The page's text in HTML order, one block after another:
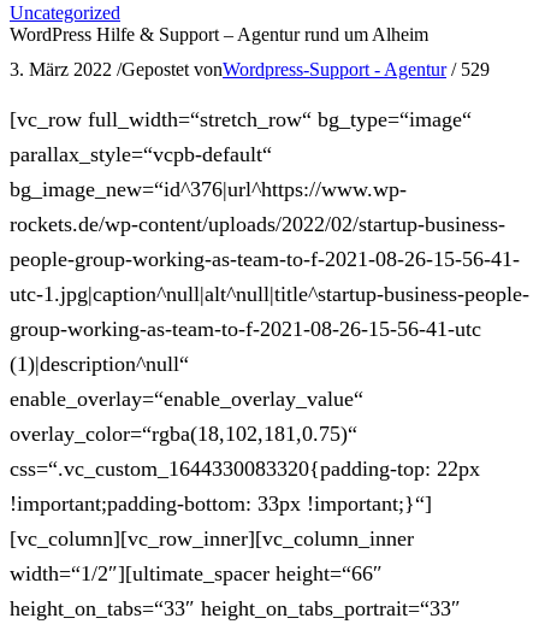
Uncategorized
WordPress Hilfe & Support – Agentur rund um Alheim
3. März 2022 /Gepostet vonWordpress-Support - Agentur / 529
[vc_row full_width=“stretch_row“ bg_type=“image“
parallax_style=“vcpb-default“
bg_image_new=“id^376|url^https://www.wp-
rockets.de/wp-content/uploads/2022/02/startup-business-
people-group-working-as-team-to-f-2021-08-26-15-56-41-
utc-1.jpg|caption^null|alt^null|title^startup-business-people-
group-working-as-team-to-f-2021-08-26-15-56-41-utc
(1)|description^null“
enable_overlay=“enable_overlay_value“
overlay_color=“rgba(18,102,181,0.75)“
css=“.vc_custom_1644330083320{padding-top: 22px
!important;padding-bottom: 33px !important;}“]
[vc_column][vc_row_inner][vc_column_inner
width=“1/2″][ultimate_spacer height=“66″
height_on_tabs=“33″ height_on_tabs_portrait=“33″